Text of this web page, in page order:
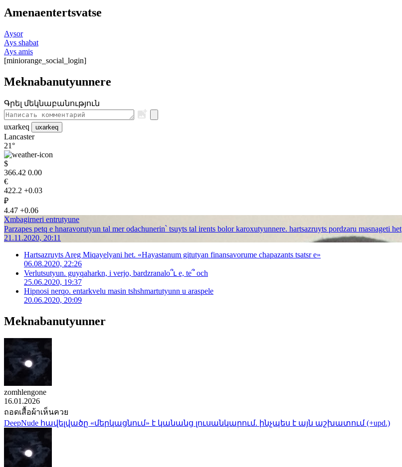
Amenaentertsvatse
Aysor
Ays shabat
Ays amis
[miniorange_social_login]
Meknabanutyunnere
Գրել մեկնաբանություն
uxarkeq uxarkeq
Lancaster
21°
$
366.42 0.00
€
422.2 +0.03
₽
4.47 +0.06
Xmbagirneri entrutyune
Parzapes petq e hnaravorutyun tal mer odachunerin՝ tsuyts tal irents bolor karoxutyunnere. hartsazruyts pordzaru masnageti het
21.11.2020, 20:11
Hartsazruyts Areg Miqayelyani het. «Hayastanum gitutyan finansavorume chapazants tsatsr e»
06.08.2020, 22:26
Verlutsutyun. guyqaharkn, i verjo, bardzranalo՞ւ e, te՞ och
25.06.2020, 19:37
Hipnosi nerqo. entarkvelu masin tshshmartutyunn u araspele
20.06.2020, 20:09
Meknabanutyunner
zomhlengone
16.01.2026
ถอดเสื้อผ้าเห็นควย
DeepNude հավելվածը «մերկացնում» է կանանց լուսանկարում. ինչպես է այն աշխատում (+upd.)